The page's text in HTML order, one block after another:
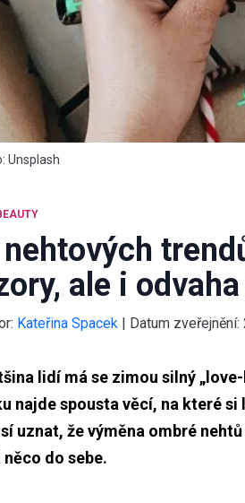
Unsplash
ale i
Kateřina Spacek | Datum zveřejnění:
lidí má se zimou silný
najde spousta věcí, na které
uznat, že výměna ombré
něco do sebe.